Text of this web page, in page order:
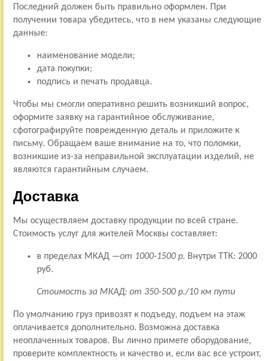
Последний должен быть правильно оформлен. При
получении товара убедитесь, что в нем указаны следующие
данные:
наименование модели;
дата покупки;
подпись и печать продавца.
Чтобы мы смогли оперативно решить возникший вопрос,
оформите заявку на гарантийное обслуживание,
сфотографируйте поврежденную деталь и приложите к
письму. Обращаем ваше внимание на то, что поломки,
возникшие из-за неправильной эксплуатации изделий, не
являются гарантийным случаем.
Доставка
Мы осуществляем доставку продукции по всей стране.
Стоимость услуг для жителей Москвы составляет:
в пределах МКАД —от 1000-1500 р. Внутри ТТК: 2000
руб.
Стоимость за МКАД: от 350-500 р./10 км пути
По умолчанию груз привозят к подъеду, подъем на этаж
оплачивается дополнительно. Возможна доставка
неоплаченных товаров. Вы лично примете оборудование,
проверите комплектность и качество и, если вас все устроит,